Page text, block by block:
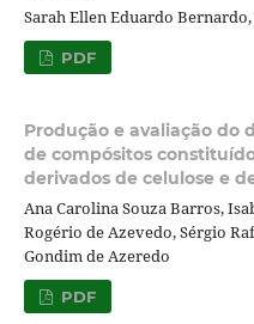
Sarah Ellen Eduardo
PDF
Produção e avaliação do
de compósitos
derivados de celulose e
Ana Carolina Souza Barros,
Rogério de Azevedo, Sérgio
Gondim de Azeredo
PDF